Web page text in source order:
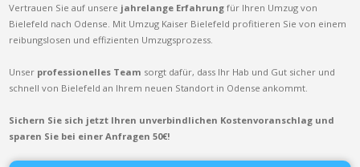
Vertrauen Sie auf unsere jahrelange Erfahrung für Ihren Umzug von
Bielefeld nach Odense. Mit Umzug Kaiser Bielefeld profitieren Sie von einem
reibungslosen und effizienten Umzugsprozess.
Unser professionelles Team sorgt dafür, dass Ihr Hab und Gut sicher und
schnell von Bielefeld an Ihrem neuen Standort in Odense ankommt.
Sichern Sie sich jetzt Ihren unverbindlichen Kostenvoranschlag und
sparen Sie bei einer Anfragen 50€!